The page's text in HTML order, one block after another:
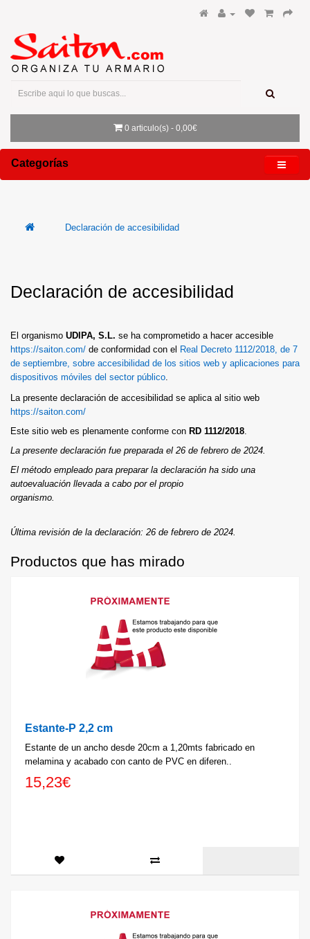
0 articulo(s) - 0,00€
Categorías
Declaración de accesibilidad
Declaración de accesibilidad
El organismo UDIPA, S.L. se ha comprometido a hacer accesible
https://saiton.com/ de conformidad con el Real Decreto 1112/2018, de 7
de septiembre, sobre accesibilidad de los sitios web y aplicaciones para
dispositivos móviles del sector público.
La presente declaración de accesibilidad se aplica al sitio web
https://saiton.com/
Este sitio web es plenamente conforme con RD 1112/2018.
La presente declaración fue preparada el 26 de febrero de 2024.
El método empleado para preparar la declaración ha sido una
autoevaluación llevada a cabo por el propio
organismo.
Última revisión de la declaración: 26 de febrero de 2024.
Productos que has mirado
Estante-P 2,2 cm
Estante de un ancho desde 20cm a 1,20mts fabricado en
melamina y acabado con canto de PVC en diferen..
15,23€